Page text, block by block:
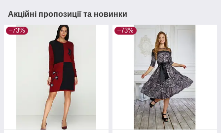
Акційні пропозиції та новинки
–73% –73%